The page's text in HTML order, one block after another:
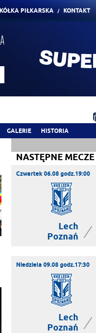
PIŁKARSKA KONTAKT
GALERIE HISTORIA
NASTĘPNE MECZE
Czwartek 06.08 godz.19:00
Lech
Poznań
|
Niedziela 09.08 godz.17:30
Lech
Poznań
|